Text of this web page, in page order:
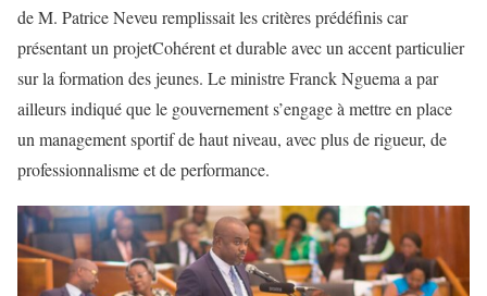
de M. Patrice Neveu remplissait les critères prédéfinis car
présentant un projetCohérent et durable avec un accent particulier
sur la formation des jeunes. Le ministre Franck Nguema a par
ailleurs indiqué que le gouvernement s’engage à mettre en place
un management sportif de haut niveau, avec plus de rigueur, de
professionnalisme et de performance.